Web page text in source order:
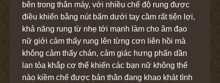
bên trong thân máy, với nhiều chế độ rung được
điều khiển bằng nút bấm dưới tay cầm rất tiện lợi,
khả năng rung từ nhẹ tới mạnh làm cho âm đạo
nữ giới cảm thấy rung lên từng cơn liên hồi mà
không cảm thấy chán, cảm giác hưng phấn dần
lan tỏa khắp cơ thể khiến các bạn nữ không thể
nào kiềm chế được bản thân đang khao khát tình